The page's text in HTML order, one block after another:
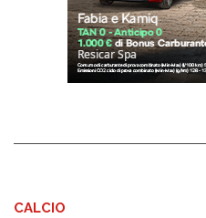
CALCIO